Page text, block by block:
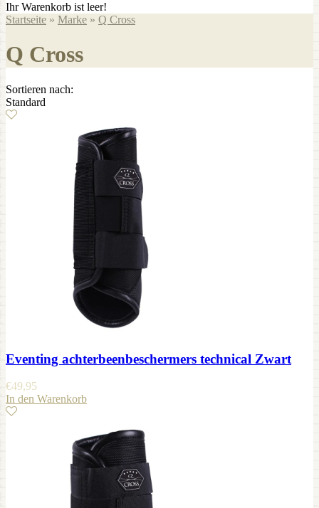
Ihr Warenkorb ist leer!
Startseite » Marke » Q Cross
Q Cross
Sortieren nach:
Standard
Eventing achterbeenbeschermers technical Zwart
€49,95
In den Warenkorb